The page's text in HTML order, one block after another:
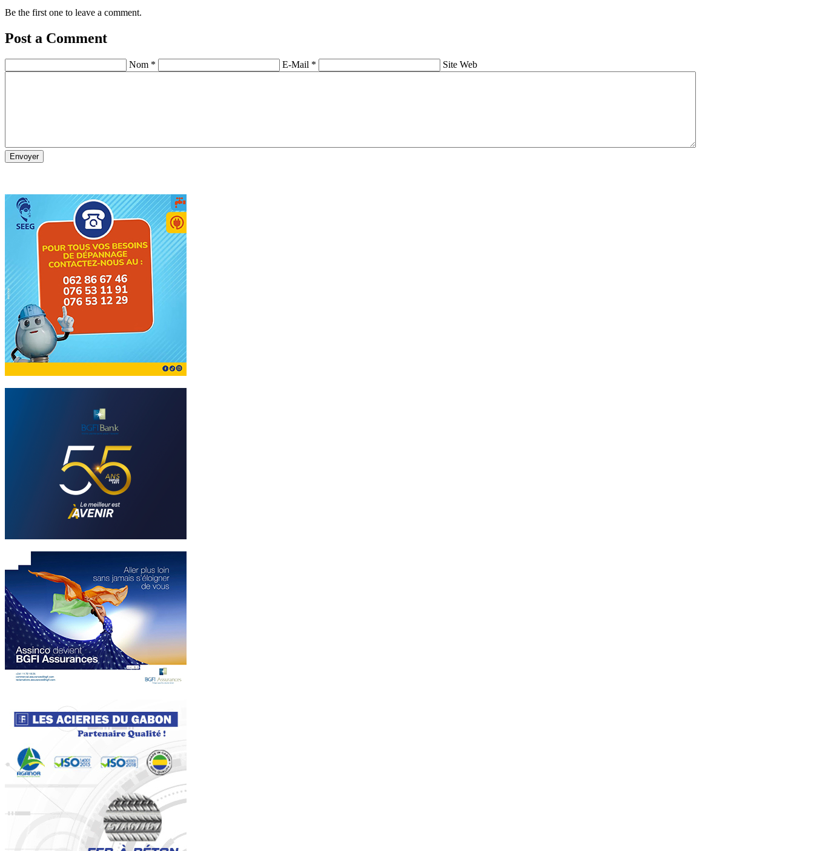
Be the first one to leave a comment.
Post a Comment
Nom * E-Mail * Site Web